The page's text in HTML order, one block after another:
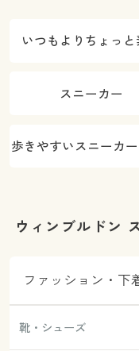
いつもよりちょっと
スニーカー
歩きやすいスニーカ
ウィンブルドン
ファッション・下
靴・シューズ